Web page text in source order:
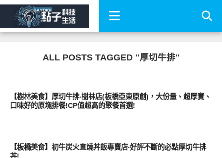
ALL POSTS TAGGED "厚切牛排"
【樹林美食】厚切牛排‧樹林店(板橋亞東原創)，大份量、超厚實、
口味好的原塊排餐!CP值超高的聚餐首選!
【板橋美食】初牛炭火直燒丼飯專賣店‧好評不斷的必點厚切牛排
丼!